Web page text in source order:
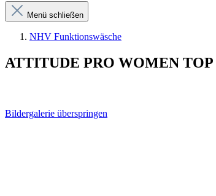
Menü schließen
NHV Funktionswäsche
ATTITUDE PRO WOMEN TOP
Bildergalerie überspringen